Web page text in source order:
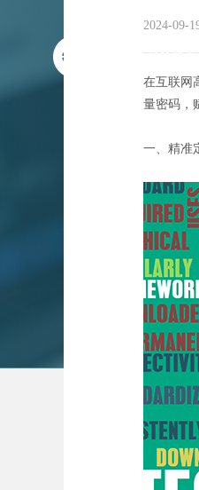
2024-09-
在互联网
量密码，
一、精准